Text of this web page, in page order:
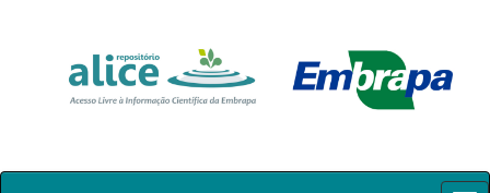
Skip